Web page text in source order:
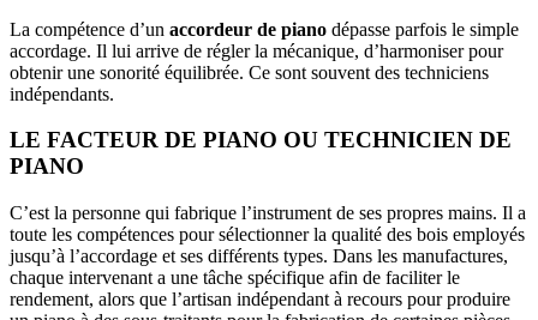
La compétence d’un accordeur de piano dépasse parfois le simple
accordage. Il lui arrive de régler la mécanique, d’harmoniser pour
obtenir une sonorité équilibrée. Ce sont souvent des techniciens
indépendants.
LE FACTEUR DE PIANO OU TECHNICIEN DE
PIANO
C’est la personne qui fabrique l’instrument de ses propres mains. Il a
toute les compétences pour sélectionner la qualité des bois employés
jusqu’à l’accordage et ses différents types. Dans les manufactures,
chaque intervenant a une tâche spécifique afin de faciliter le
rendement, alors que l’artisan indépendant à recours pour produire